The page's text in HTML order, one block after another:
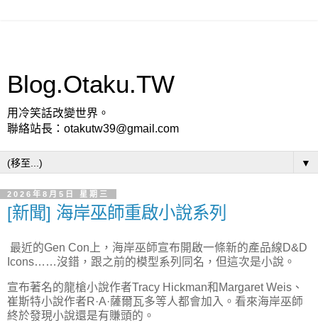
Blog.Otaku.TW
用冷笑話改變世界。
聯絡站長：otakutw39@gmail.com
▼
2026年8月5日 星期三
[新聞] 海岸巫師重啟小說系列
最近的Gen Con上，海岸巫師宣布開啟一條新的產品線D&D
Icons……沒錯，跟之前的模型系列同名，但這次是小說。
宣布著名的龍槍小說作者Tracy Hickman和Margaret Weis、
崔斯特小說作者R·A·薩爾瓦多等人都會加入。看來海岸巫師
終於發現小說還是有賺頭的。